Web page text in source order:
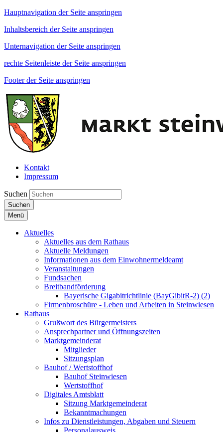
Hauptnavigation der Seite anspringen
Inhaltsbereich der Seite anspringen
Unternavigation der Seite anspringen
rechte Seitenleiste der Seite anspringen
Footer der Seite anspringen
Kontakt
Impressum
Suchen
Suchen
Menü
Aktuelles
Aktuelles aus dem Rathaus
Aktuelle Meldungen
Informationen aus dem Einwohnermeldeamt
Veranstaltungen
Fundsachen
Breitbandförderung
Bayerische Gigabitrichtlinie (BayGibitR-2) (2)
Firmenbroschüre - Leben und Arbeiten in Steinwiesen
Rathaus
Grußwort des Bürgermeisters
Ansprechpartner und Öffnungszeiten
Marktgemeinderat
Mitglieder
Sitzungsplan
Bauhof / Wertstoffhof
Bauhof Steinwiesen
Wertstoffhof
Digitales Amtsblatt
Sitzung Marktgemeinderat
Bekanntmachungen
Infos zu Dienstleistungen, Abgaben und Steuern
Personalausweis